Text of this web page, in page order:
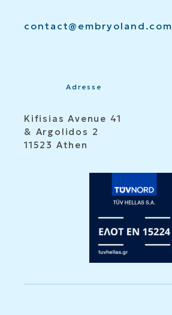
contact@embryoland.com
Adresse
Kifisias Avenue 41
& Argolidos 2
11523 Athen